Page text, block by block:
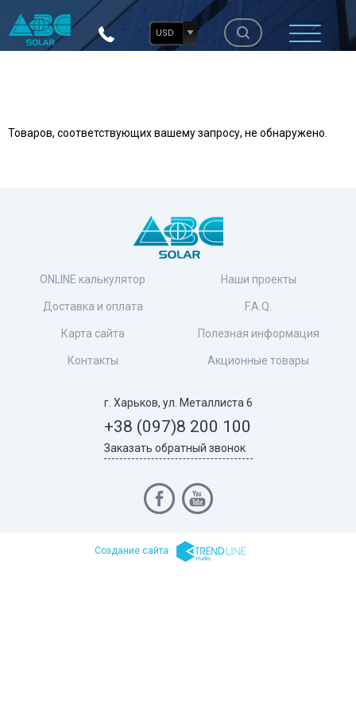
USD
Товаров, соответствующих вашему запросу, не обнаружено.
ONLINE калькулятор
Доставка и оплата
Карта сайта
Контакты
Наши проекты
F.A.Q.
Полезная информация
Акционные товары
г. Харьков, ул. Металлиста 6
+38 (097)8 200 100
Заказать обратный звонок
Cоздание сайта